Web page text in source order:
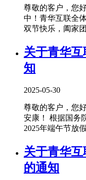
尊敬的客户，您
中！青华互联全
双节快乐，阖家
关于青华
知
2025-05-30
尊敬的客户，您
安康！ 根据国务
2025年端午节放
关于青华
的通知